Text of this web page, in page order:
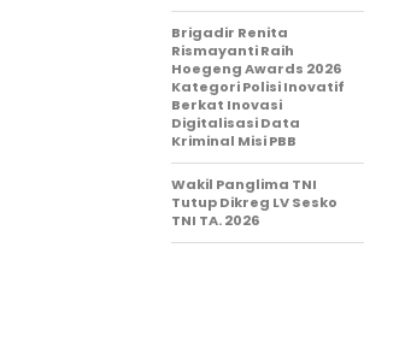
Brigadir Renita
Rismayanti Raih
Hoegeng Awards 2026
Kategori Polisi Inovatif
Berkat Inovasi
Digitalisasi Data
Kriminal Misi PBB
Wakil Panglima TNI
Tutup Dikreg LV Sesko
TNI TA. 2026